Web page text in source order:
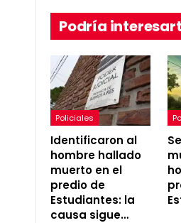
Podría
Policiales
Identificaron al
hombre hallado
muerto en el
predio de
Estudiantes: la
causa sigue…